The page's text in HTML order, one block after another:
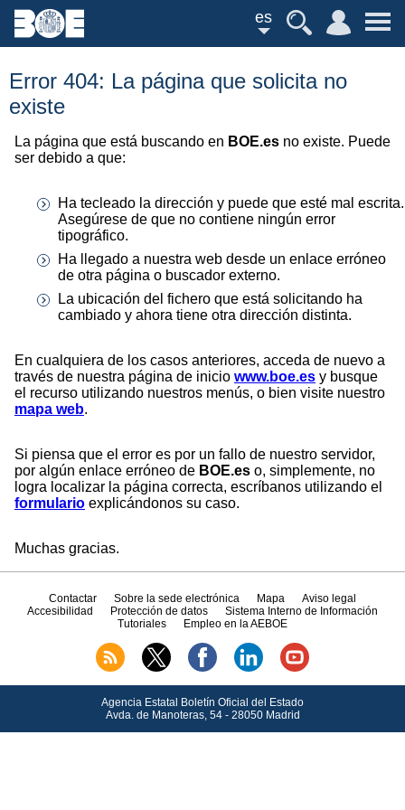
es
Error 404: La página que solicita no
existe
La página que está buscando en BOE.es no existe. Puede
ser debido a que:
Ha tecleado la dirección y puede que esté mal escrita.
Asegúrese de que no contiene ningún error
tipográfico.
Ha llegado a nuestra web desde un enlace erróneo
de otra página o buscador externo.
La ubicación del fichero que está solicitando ha
cambiado y ahora tiene otra dirección distinta.
En cualquiera de los casos anteriores, acceda de nuevo a
través de nuestra página de inicio www.boe.es y busque
el recurso utilizando nuestros menús, o bien visite nuestro
mapa web.
Si piensa que el error es por un fallo de nuestro servidor,
por algún enlace erróneo de BOE.es o, simplemente, no
logra localizar la página correcta, escríbanos utilizando el
formulario explicándonos su caso.
Muchas gracias.
Contactar Sobre la sede electrónica Mapa
Aviso legal
Accesibilidad
Protección de datos
Sistema Interno de Información
Tutoriales
Empleo en la AEBOE
Agencia Estatal Boletín Oficial del Estado
Avda.de Manoteras, 54 - 28050 Madrid